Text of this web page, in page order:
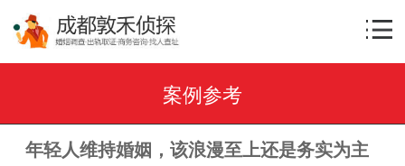
案例参考
年轻人维持婚姻，该浪漫至上还是务实为主